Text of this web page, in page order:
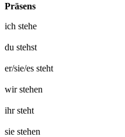
Präsens
ich stehe
du stehst
er/sie/es steht
wirstehen
ihrsteht
sie stehen